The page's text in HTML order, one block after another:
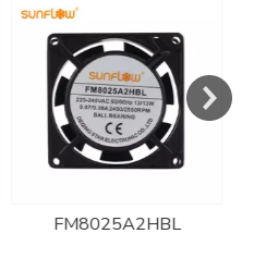
YWF4E-350S